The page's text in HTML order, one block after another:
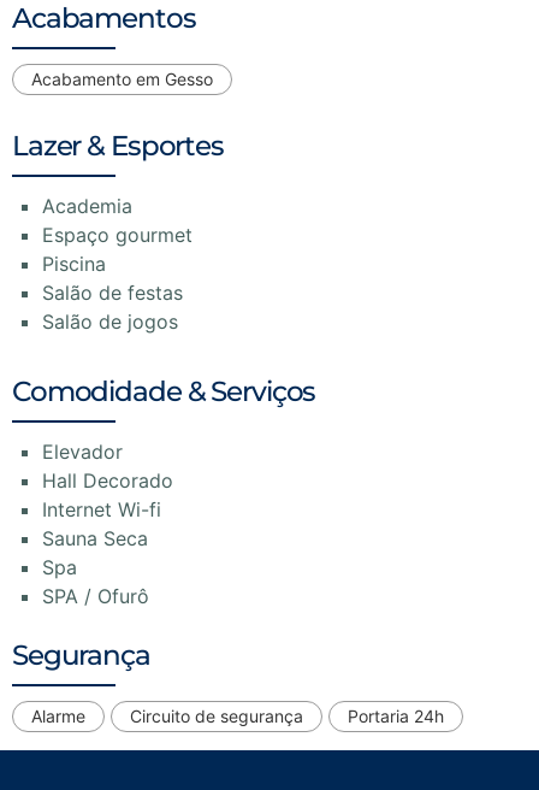
Acabamentos
Acabamento em Gesso
Lazer & Esportes
Academia
Espaço gourmet
Piscina
Salão de festas
Salão de jogos
Comodidade & Serviços
Elevador
Hall Decorado
Internet Wi-fi
Sauna Seca
Spa
SPA / Ofurô
Segurança
Alarme Circuito de segurança Portaria 24h